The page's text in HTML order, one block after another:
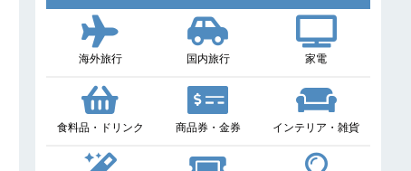
海外旅行 国内旅行 家電
食料品・ドリンク 商品券・金券 インテリア・雑貨